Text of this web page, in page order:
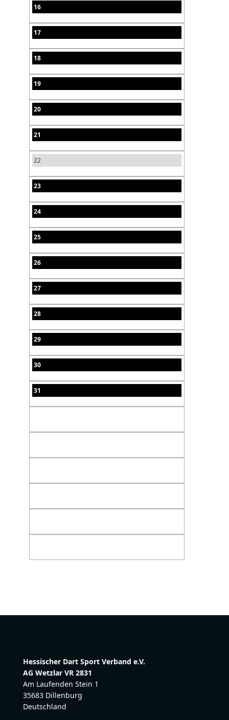
16
17
18
19
20
21
22
23
24
25
26
27
28
29
30
31
Hessischer Dart Sport Verband e.V.
AG Wetzlar VR 2831
Am Laufenden Stein 1
35683 Dillenburg
Deutschland